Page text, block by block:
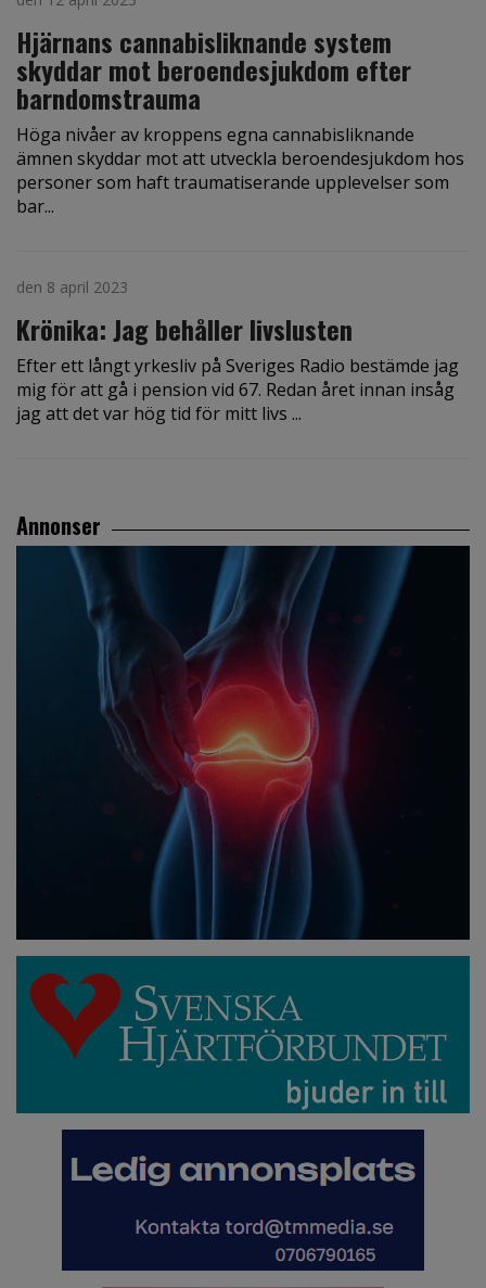
Hjärnans cannabisliknande system
skyddar mot beroendesjukdom efter
barndomstrauma
Höga nivåer av kroppens egna cannabisliknande
ämnen skyddar mot att utveckla beroendesjukdom hos
personer som haft traumatiserande upplevelser som
bar...
den 8 april 2023
Krönika: Jag behåller livslusten
Efter ett långt yrkesliv på Sveriges Radio bestämde jag
mig för att gå i pension vid 67. Redan året innan insåg
jag att det var hög tid för mitt livs ...
Annonser